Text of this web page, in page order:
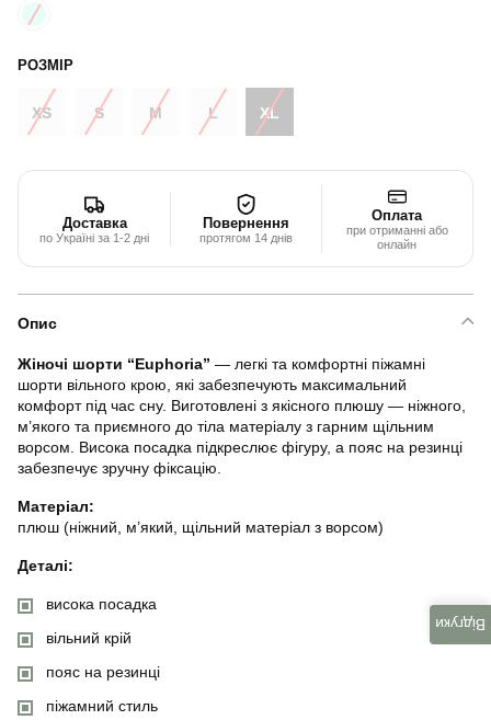
РОЗМІР
XS S M L XL
Доставка
по Україні за 1-2 дні
Повернення
протягом 14 днів
Оплата
при отриманні або
онлайн
Опис
Жіночі шорти “Euphoria” — легкі та комфортні піжамні
шорти вільного крою, які забезпечують максимальний
комфорт під час сну. Виготовлені з якісного плюшу — ніжного,
м’якого та приємного до тіла матеріалу з гарним щільним
ворсом. Висока посадка підкреслює фігуру, а пояс на резинці
забезпечує зручну фіксацію.
Матеріал:
плюш (ніжний, м’який, щільний матеріал з ворсом)
Деталі:
висока посадка
вільний крій
пояс на резинці
піжамний стиль
Відгуки